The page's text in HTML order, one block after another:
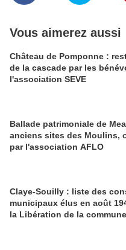
Vous aimerez aussi
Château de Pomponne :
de la cascade par les
l'association SEVE
Ballade patrimoniale de
anciens sites des Moulins,
par l'association AFLO
Claye-Souilly : liste des
municipaux élus en août
la Libération de la commune